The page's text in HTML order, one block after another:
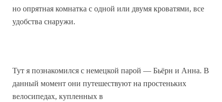
но опрятная комнатка с одной или двумя кроватями, все
удобства снаружи.
Тут я познакомился с немецкой парой — Бьёрн и Анна. В
данный момент они путешествуют на простеньких
велосипедах, купленных в